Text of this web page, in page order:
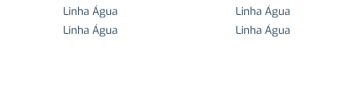
Linha Água
Linha Água
Linha Água
Linha Água